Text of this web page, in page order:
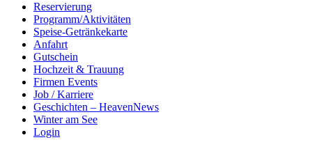
Reservierung
Programm/Aktivitäten
Speise-Getränkekarte
Anfahrt
Gutschein
Hochzeit & Trauung
Firmen Events
Job / Karriere
Geschichten – HeavenNews
Winter am See
Login